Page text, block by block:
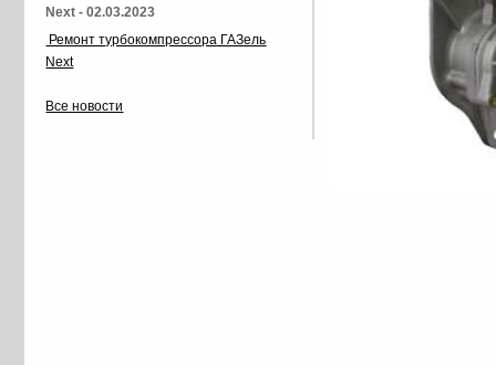
Next - 02.03.2023
Ремонт турбокомпрессора ГАЗель
Next
Все новости